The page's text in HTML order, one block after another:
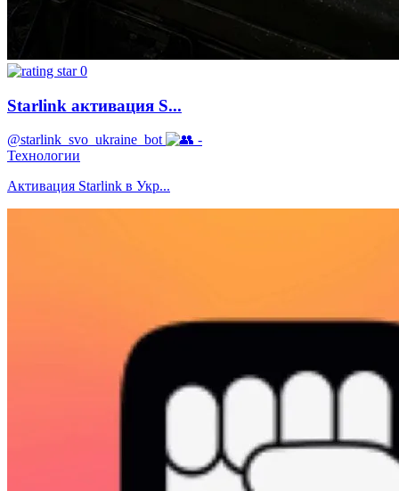
0
Starlink активация S...
@starlink_svo_ukraine_bot
-
Технологии
Активация Starlink в Укр...